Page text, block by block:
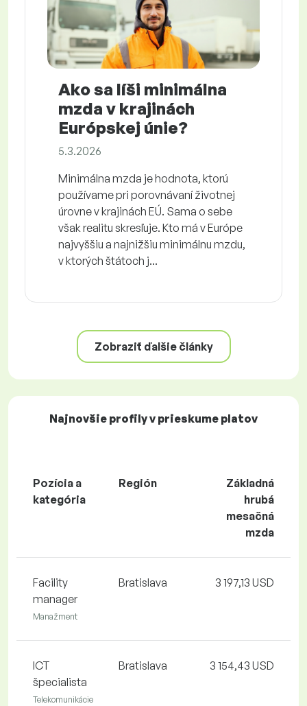
Ako sa líši minimálna
mzda v krajinách
Európskej únie?
5.3.2026
Minimálna mzda je hodnota, ktorú
používame pri porovnávaní životnej
úrovne v krajinách EÚ. Sama o sebe
však realitu skresľuje. Kto má v Európe
najvyššiu a najnižšiu minimálnu mzdu,
v ktorých štátoch j...
Zobraziť ďalšie články
Najnovšie profily v prieskume platov
Pozícia a
kategória
Región
Základná
hrubá
mesačná
mzda
Facility
manager
Manažment
Bratislava 3 197,13 USD
ICT
špecialista
Telekomunikácie
Bratislava 3 154,43 USD